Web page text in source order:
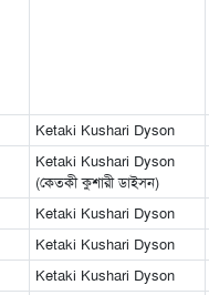
Ketaki Kushari Dyson
Ketaki Kushari Dyson
(কেতকী কুশারী ডাইসন)
Ketaki Kushari Dyson
Ketaki Kushari Dyson
Ketaki Kushari Dyson